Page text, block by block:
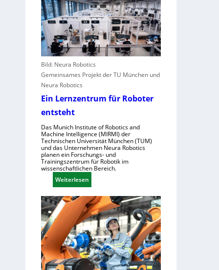
a
l
e
u
r
o
p
a
a
c
h
s
t
e
l
l
n
h
n
e
l
l
e
a
u
s
z
u
n
u
e
A
n
g
r
e
i
f
r
d
u
s
t
r
i
e
l
l
e
S
t
e
u
Bild: Neura Robotics
Gemeinsames Projekt der TU München und
Neura Robotics
Ein Lernzentrum für Roboter
entsteht
Das Munich Institute of Robotics and
Machine Intelligence (MIRMI) der
Technischen Universität München (TUM)
und das Unternehmen Neura Robotics
planen ein Forschungs- und
Trainingszentrum für Robotik im
wissenschaftlichen Bereich.
Weiterlesen:
E
i
n
L
e
r
n
z